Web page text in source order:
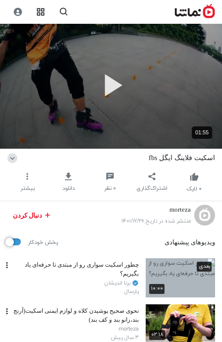
01:55
اسکیت فلاینگ ایگل fbs
اشتراک‌گذاری ۰ نظر دانلود بیشتر ۰ لایک
morteza
منتشر شده در تاریخ ۱۴۰۱/۱۲/۲۶
دنبال کردن
ویدیوهای پیشنهادی پخش خودکار
۱۰:۰۰
بعدی
چطور اسکیت سواری رو از مبتدی تا حرفه‌ای یاد
بگیریم؟
برنا اندیشان
پارسال
۰۲:۱۸
نحوی صحیح پوشیدن کلاه و لوازم ایمنی اسکیت(آرنج
بند،زانو بند و کف بند)
morteza
۳ سال پیش